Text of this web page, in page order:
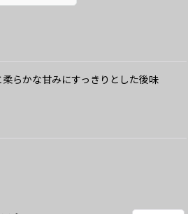
らかな甘みにすっきりとした後味